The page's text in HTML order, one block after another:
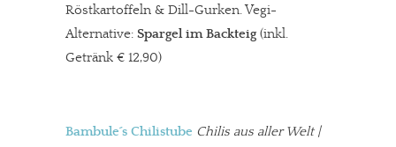
Röstkartoffeln & Dill-Gurken. Vegi-
Alternative: Spargel im Backteig (inkl.
Getränk € 12,90)
Bambule´s Chilistube Chilis aus aller Welt|